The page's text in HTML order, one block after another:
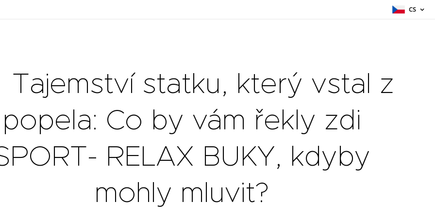
CS
statku, který vstal z
popela: Co by vám řekly zdi
RELAX BUKY, kdyby
mohly mluvit?